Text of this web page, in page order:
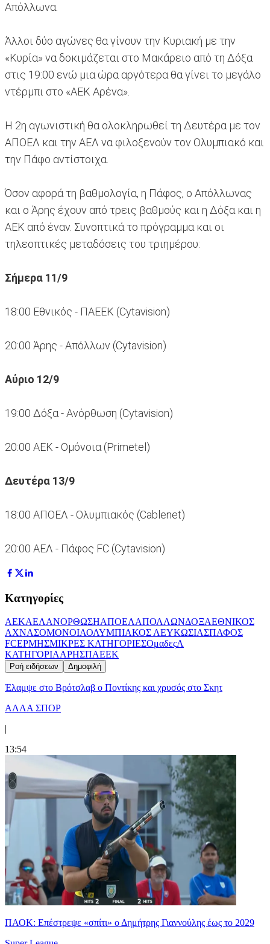
Απόλλωνα.
Άλλοι δύο αγώνες θα γίνουν την Κυριακή με την
«Κυρία» να δοκιμάζεται στο Μακάρειο από τη Δόξα
στις 19:00 ενώ μια ώρα αργότερα θα γίνει το μεγάλο
ντέρμπι στο «ΑΕΚ Αρένα».
Η 2η αγωνιστική θα ολοκληρωθεί τη Δευτέρα με τον
ΑΠΟΕΛ και την ΑΕΛ να φιλοξενούν τον Ολυμπιακό και
την Πάφο αντίστοιχα.
Όσον αφορά τη βαθμολογία, η Πάφος, ο Απόλλωνας
και ο Άρης έχουν από τρεις βαθμούς και η Δόξα και η
ΑΕΚ από έναν. Συνοπτικά το πρόγραμμα και οι
τηλεοπτικές μεταδόσεις του τριημέρου:
Σήμερα 11/9
18:00 Εθνικός - ΠΑΕΕΚ (Cytavision)
20:00 Άρης - Απόλλων (Cytavision)
Αύριο 12/9
19:00 Δόξα - Ανόρθωση (Cytavision)
20:00 ΑΕΚ - Ομόνοια (Primetel)
Δευτέρα 13/9
18:00 ΑΠΟΕΛ - Ολυμπιακός (Cablenet)
20:00 ΑΕΛ - Πάφος FC (Cytavision)
Κατηγορίες
ΑΕΚΑΕΛΑΝΟΡΘΩΣΗΑΠΟΕΛΑΠΟΛΛΩΝΔΟΞΑΕΘΝΙΚΟΣ
ΑΧΝΑΣΟΜΟΝΟΙΑΟΛΥΜΠΙΑΚΟΣ ΛΕΥΚΩΣΙΑΣΠΑΦΟΣ
FCΕΡΜΗΣΜΙΚΡΕΣ ΚΑΤΗΓΟΡΙΕΣΟμαδεςΑ
ΚΑΤΗΓΟΡΙΑΑΡΗΣΠΑΕΕΚ
Ροή ειδήσεων Δημοφιλή
Έλαμψε στο Βρότσλαβ ο Ποντίκης και χρυσός στο Σκητ
ΑΛΛΑ ΣΠΟΡ
|
13:54
ΠΑΟΚ: Επέστρεψε «σπίτι» ο Δημήτρης Γιαννούλης έως το 2029